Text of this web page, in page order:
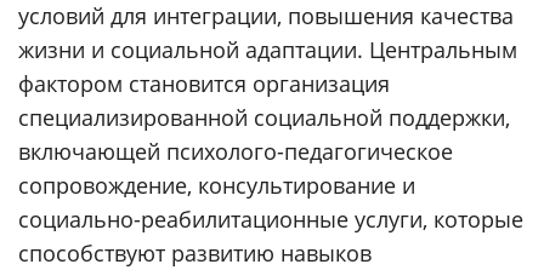
условий для интеграции, повышения качества
жизни и социальной адаптации. Центральным
фактором становится организация
специализированной социальной поддержки,
включающей психолого-педагогическое
сопровождение, консультирование и
социально-реабилитационные услуги, которые
способствуют развитию навыков